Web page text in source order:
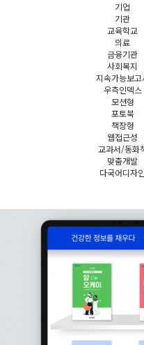
기업
기관
교육학교
의료
금융기관
사회복지
지속가능보고
우측인덱스
모션형
포토북
책장형
웹접근성
교과서/동화
맞춤개발
다국어디자인